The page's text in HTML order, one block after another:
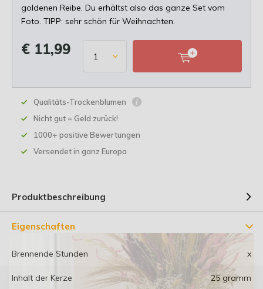
goldenen Reibe. Du erhältst also das ganze Set vom
Foto. TIPP: sehr schön für Weihnachten.
€ 11,99
Qualitäts-Trockenblumen
Nicht gut = Geld zurück!
1000+ positive Bewertungen
Versendet in ganz Europa
Produktbeschreibung
Eigenschaften
Brennende Stunden x
Inhalt der Kerze 25 gramm